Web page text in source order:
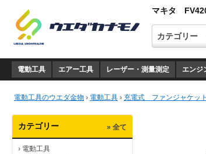
マキタ
電動工具 エアー工具 レーザー・測量測定 エンジ
電動工具のウエダ金物 › 電動工具 › 充電式 ファンジャケッ
カテゴリー » 全て
› 電動工具